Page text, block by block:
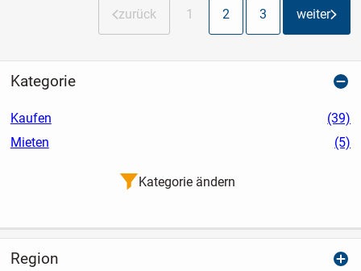
zurück 1 2 3 weiter
Kategorie
Kaufen
(39)
Mieten
(5)
Kategorie ändern
Region